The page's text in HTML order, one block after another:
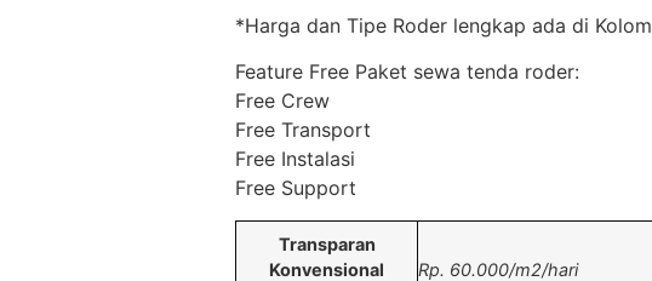
*Harga dan Tipe Roder lengkap ada di Kolom
Feature Free Paket sewa tenda roder:
Free Crew
Free Transport
Free Instalasi
Free Support
Transparan
Konvensional
Rp. 60.000/m2/hari